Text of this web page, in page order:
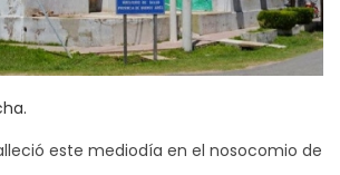
este mediodía en el nosocomio de